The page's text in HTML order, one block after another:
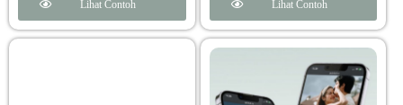
Lihat Contoh Lihat Contoh